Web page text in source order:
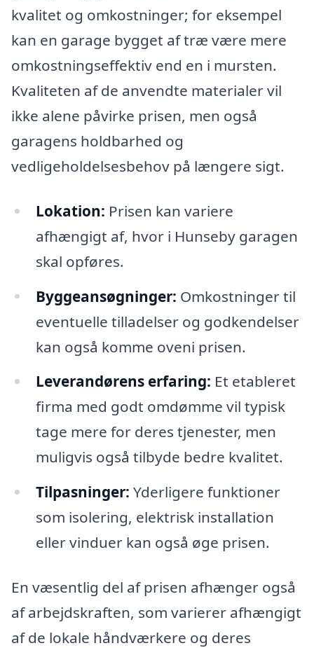
kvalitet og omkostninger; for eksempel
kan en garage bygget af træ være mere
omkostningseffektiv end en i mursten.
Kvaliteten af de anvendte materialer vil
ikke alene påvirke prisen, men også
garagens holdbarhed og
vedligeholdelsesbehov på længere sigt.
Lokation: Prisen kan variere
afhængigt af, hvor i Hunseby garagen
skal opføres.
Byggeansøgninger: Omkostninger til
eventuelle tilladelser og godkendelser
kan også komme oveni prisen.
Leverandørens erfaring: Et etableret
firma med godt omdømme vil typisk
tage mere for deres tjenester, men
muligvis også tilbyde bedre kvalitet.
Tilpasninger: Yderligere funktioner
som isolering, elektrisk installation
eller vinduer kan også øge prisen.
En væsentlig del af prisen afhænger også
af arbejdskraften, som varierer afhængigt
af de lokale håndværkere og deres